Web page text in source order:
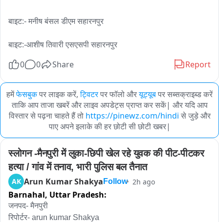
बाइट:- मनीष बंसल डीएम सहारनपुर
बाइट:-आशीष तिवारी एसएसपी सहारनपुर
0 0 Share Report
हमेंफेसबुकपर लाइक करें, ट्विटरपर फॉलो औरयूट्यूबपर सब्सक्राइब्ड करें
ताकि आप ताजा खबरें और लाइव अपडेट्स प्राप्त कर सकें| और यदि आप
विस्तार से पढ़ना चाहते हैं तो https://pinewz.com/hindi से जुड़े और
पाए अपने इलाके की हर छोटी सी छोटी खबर|
स्लोगन -मैनपुरी में लुका-छिपी खेल रहे युवक की पीट-पीटकर
हत्या / गांव में तनाव, भारी पुलिस बल तैनात
AK Arun Kumar Shakya Follow 2h ago
Barnahal, Uttar Pradesh:
जनपद- मैनपुरी
रिपोर्टर- arun kumar Shakya